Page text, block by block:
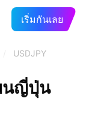
เริ่มกันเลย
USDJPY
นญี่ปุ่น